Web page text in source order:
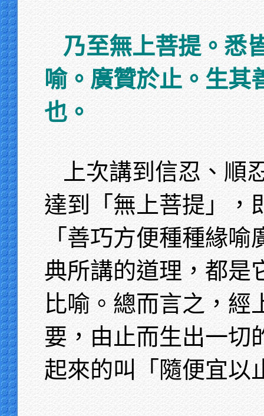
乃至無上菩提。悉
喻。廣贊於止。生其
也。
上次講到信忍、順
達到「無上菩提」，
「善巧方便種種緣
典所講的道理，都是
比喻。總而言之，經
要，由止而生出一切
起來的叫「隨便宜以